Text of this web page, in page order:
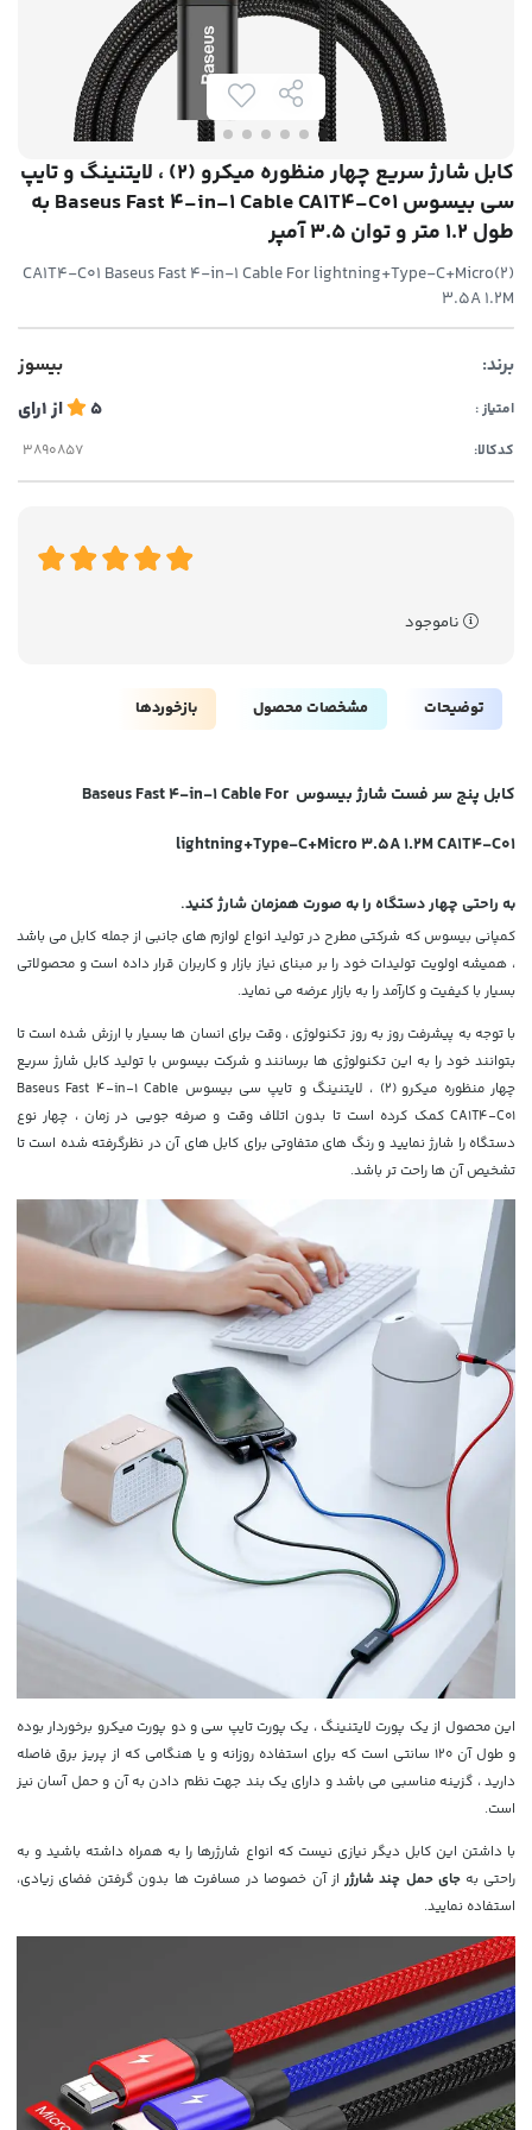
کابل شارژ سریع چهار منظوره میکرو (2) ، لایتنینگ و تایپ
سی بیسوس Baseus Fast 4-in-1 Cable CA1T4-C01 به
طول 1.2 متر و توان 3.5 آمپر
CA1T4-C01 Baseus Fast 4-in-1 Cable For lightning+Type-C+Micro(2)
3.5A 1.2M
برند: بیسوز
امتیاز : 5 از1رای
کدکالا:
ناموجود
توضیحات مشخصات محصول بازخوردها
کابل پنج سر فست شارژ بیسوس Baseus Fast 4-in-1 Cable For
lightning+Type-C+Micro 3.5A 1.2M CA1T4-C01
به راحتی چهار دستگاه را به صورت همزمان شارژ کنید.
کمپانی بیسوس که شرکتی مطرح در تولید انواع لوازم های جانبی از جمله کابل می باشد
، همیشه اولویت تولیدات خود را بر مبنای نیاز بازار و کاربران قرار داده است و محصولاتی
بسیار با کیفیت و کارآمد را به بازار عرضه می نماید.
با توجه به پیشرفت روز به روز تکنولوژی ، وقت برای انسان ها بسیار با ارزش شده است تا
بتوانند خود را به این تکنولوژی ها برسانند و شرکت بیسوس با تولید کابل شارژ سریع
چهار منظوره میکرو (2) ، لایتنینگ و تایپ سی بیسوس Baseus Fast 4-in-1 Cable
CA1T4-C01 کمک کرده است تا بدون اتلاف وقت و صرفه جویی در زمان ، چهار نوع
دستگاه را شارژ نمایید و رنگ های متفاوتی برای کابل های آن در نظرگرفته شده است تا
تشخیص آن ها راحت تر باشد.
این محصول از یک پورت لایتنینگ ، یک پورت تایپ سی و دو پورت میکرو برخوردار بوده
و طول آن 120 سانتی است که برای استفاده روزانه و یا هنگامی که از پریز برق فاصله
دارید ، گزینه مناسبی می باشد و دارای یک بند جهت نظم دادن به آن و حمل آسان نیز
است.
با داشتن این کابل دیگر نیازی نیست که انواع شارژرها را به همراه داشته باشید و به
راحتی به جای حمل چند شارژر از آن خصوصا در مسافرت ها بدون گرفتن فضای زیادی،
استفاده نمایید.